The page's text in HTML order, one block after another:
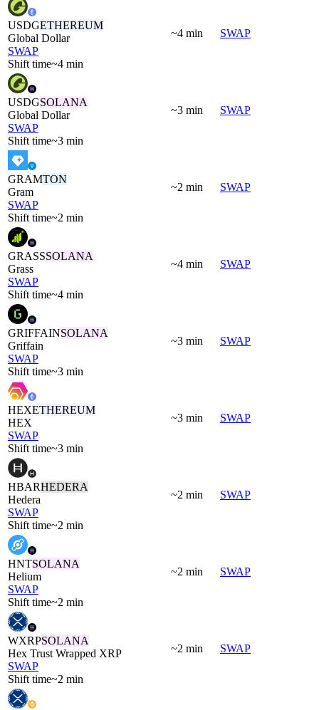
USDGETHEREUM
Global Dollar
SWAP
Shift time~4 min
~4 min SWAP
USDGSOLANA
Global Dollar
SWAP
Shift time~3 min
~3 min SWAP
GRAMTON
Gram
SWAP
Shift time~2 min
~2 min SWAP
GRASSSOLANA
Grass
SWAP
Shift time~4 min
~4 min SWAP
GRIFFAINSOLANA
Griffain
SWAP
Shift time~3 min
~3 min SWAP
HEXETHEREUM
HEX
SWAP
Shift time~3 min
~3 min SWAP
HBARHEDERA
Hedera
SWAP
Shift time~2 min
~2 min SWAP
HNTSOLANA
Helium
SWAP
Shift time~2 min
~2 min SWAP
WXRPSOLANA
Hex Trust Wrapped XRP
SWAP
Shift time~2 min
~2 min SWAP